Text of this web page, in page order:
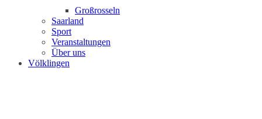
Großrosseln
Saarland
Sport
Veranstaltungen
Über uns
Völklingen